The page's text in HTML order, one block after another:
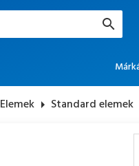
Elemek arrow_right Standard elemek